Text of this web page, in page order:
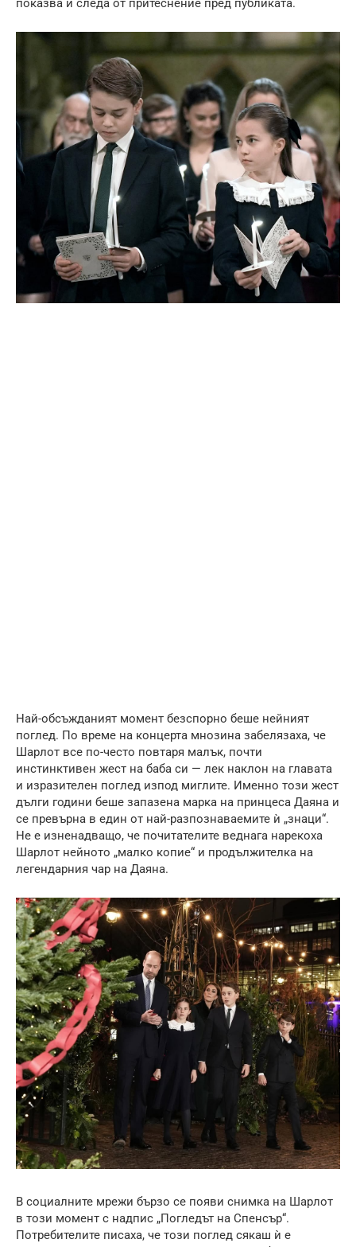
показва и следа от притеснение пред публиката.
Най-обсъжданият момент безспорно беше нейният
поглед. По време на концерта мнозина забелязаха, че
Шарлот все по-често повтаря малък, почти
инстинктивен жест на баба си — лек наклон на главата
и изразителен поглед изпод миглите. Именно този жест
дълги години беше запазена марка на принцеса Даяна и
се превърна в един от най-разпознаваемите ѝ „знаци“.
Не е изненадващо, че почитателите веднага нарекоха
Шарлот нейното „малко копие“ и продължителка на
легендарния чар на Даяна.
В социалните мрежи бързо се появи снимка на Шарлот
в този момент с надпис „Погледът на Спенсър“.
Потребителите писаха, че този поглед сякаш ѝ е